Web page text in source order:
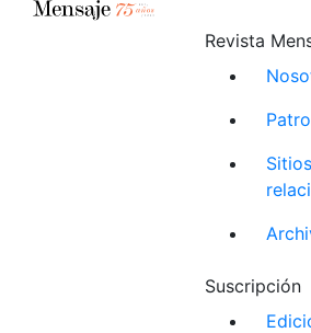
Revista
Sitios
Suscripción